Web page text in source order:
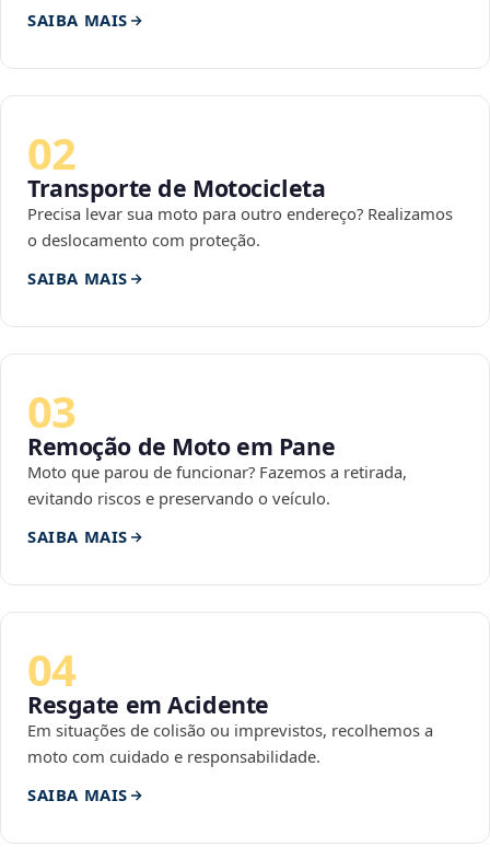
SAIBA MAIS
02
Transporte de Motocicleta
Precisa levar sua moto para outro endereço? Realizamos
o deslocamento com proteção.
SAIBA MAIS
03
Remoção de Moto em Pane
Moto que parou de funcionar? Fazemos a retirada,
evitando riscos e preservando o veículo.
SAIBA MAIS
04
Resgate em Acidente
Em situações de colisão ou imprevistos, recolhemos a
moto com cuidado e responsabilidade.
SAIBA MAIS